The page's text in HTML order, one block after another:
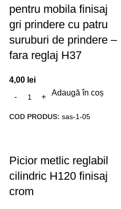
pentru mobila finisaj
gri prindere cu patru
suruburi de prindere –
fara reglaj H37
4,00 lei
Adaugă în coș
COD PRODUS: sas-1-05
Picior metlic reglabil
cilindric H120 finisaj
crom